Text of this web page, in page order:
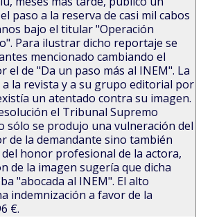
paso a la reserva de casi mil cabos
bajo el titular "Operación
Para ilustrar dicho reportaje se
mencionado cambiando el
de "Da un paso más al INEM". La
la revista y a su grupo editorial por
un atentado contra su imagen.
el Tribunal Supremo
sólo se produjo una vulneración del
de la demandante sino también
honor profesional de la actora,
de la imagen sugería que dicha
"abocada al INEM". El alto
indemnización a favor de la
€.